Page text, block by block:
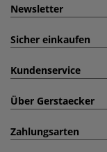
Newsletter
Sicher einkaufen
Kundenservice
Über Gerstaecker
Zahlungsarten